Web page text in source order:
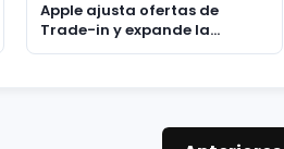
Apple ajusta ofertas de
Trade-in y expande la
inclusión de dispositivos